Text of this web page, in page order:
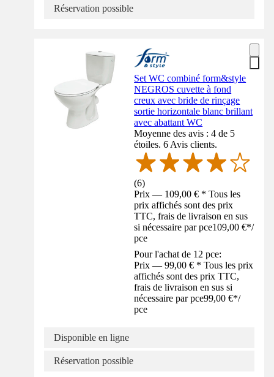
Réservation possible
Set WC combiné form&style
NEGROS cuvette à fond
creux avec bride de rinçage
sortie horizontale blanc brillant
avec abattant WC
Moyenne des avis : 4 de 5
étoiles. 6 Avis clients.
(6)
Prix — 109,00 € * Tous les
prix affichés sont des prix
TTC, frais de livraison en sus
si nécessaire par pce109,00 €*/
pce
Pour l'achat de 12 pce:
Prix — 99,00 € * Tous les prix
affichés sont des prix TTC,
frais de livraison en sus si
nécessaire par pce99,00 €*/
pce
Disponible en ligne
Réservation possible